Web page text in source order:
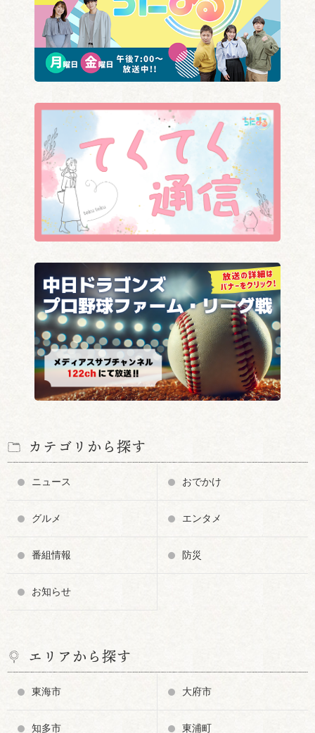
カテゴリから探す
ニュース おでかけ
グルメ エンタメ
番組情報 防災
お知らせ
エリアから探す
東海市 大府市
知多市 東浦町